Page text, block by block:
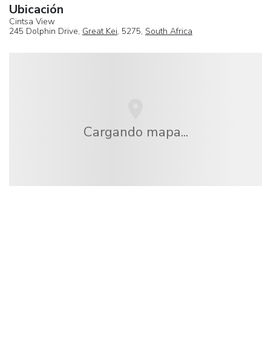
Ubicación
Cintsa View
245 Dolphin Drive, Great Kei, 5275, South Africa
Cargando mapa...